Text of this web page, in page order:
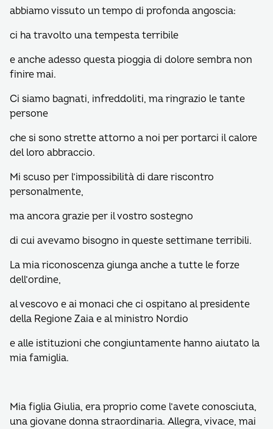
abbiamo vissuto un tempo di profonda angoscia:
ci ha travolto una tempesta terribile
e anche adesso questa pioggia di dolore sembra non
finire mai.
Ci siamo bagnati, infreddoliti, ma ringrazio le tante
persone
che si sono strette attorno a noi per portarci il calore
del loro abbraccio.
Mi scuso per l’impossibilità di dare riscontro
personalmente,
ma ancora grazie per il vostro sostegno
di cui avevamo bisogno in queste settimane terribili.
La mia riconoscenza giunga anche a tutte le forze
dell’ordine,
al vescovo e ai monaci che ci ospitano al presidente
della Regione Zaia e al ministro Nordio
e alle istituzioni che congiuntamente hanno aiutato la
mia famiglia.
Mia figlia Giulia, era proprio come l’avete conosciuta,
una giovane donna straordinaria. Allegra, vivace, mai